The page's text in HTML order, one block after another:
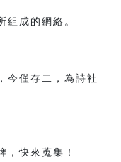
組成的網絡。
今僅存二，為詩社
，快來蒐集！